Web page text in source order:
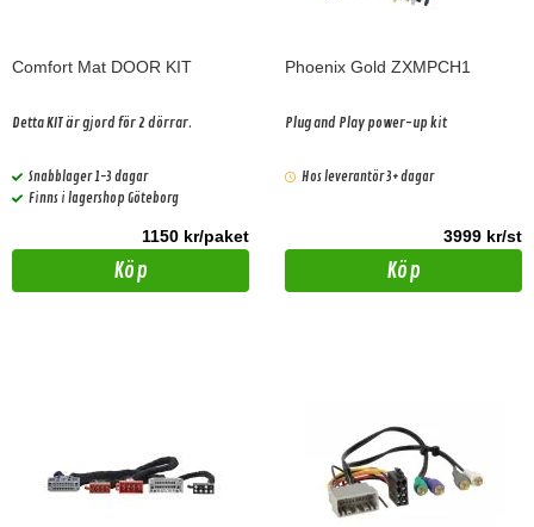
Comfort Mat DOOR KIT
Detta KIT är gjord för 2 dörrar.
Snabblager 1-3 dagar
Finns i lagershop Göteborg
1150 kr/paket
Köp
Phoenix Gold ZXMPCH1
Plug and Play power-up kit
Hos leverantör 3+ dagar
3999 kr/st
Köp